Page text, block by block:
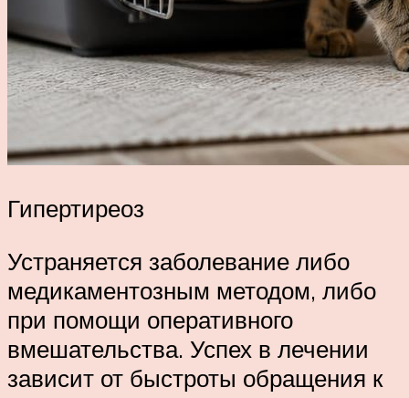
Гипертиреоз
Устраняется заболевание либо
медикаментозным методом, либо
при помощи оперативного
вмешательства. Успех в лечении
зависит от быстроты обращения к